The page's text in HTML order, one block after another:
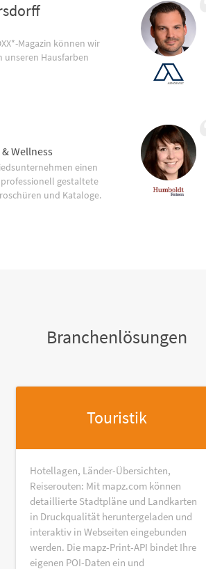
Magazin können wir
unseren Hausfarben
Wellness
einen
gestaltete
und Kataloge.
Branchenlösungen
Touristik
Hotellagen, Länder-Übersichten,
Reiserouten: Mit mapz.com können
detaillierte Stadtpläne und Landkarten
in Druckqualität heruntergeladen und
interaktiv in Webseiten eingebunden
werden. Die mapz-Print-API bindet Ihre
eigenen POI-Daten ein und